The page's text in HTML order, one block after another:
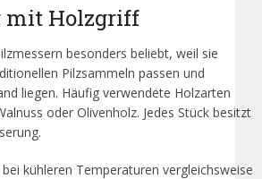
mit Holzgriff
besonders beliebt, weil sie
Pilzsammeln passen und
liegen. Häufig verwendete Holzarten
oder Olivenholz. Jedes Stück besitzt
kühleren Temperaturen vergleichsweise